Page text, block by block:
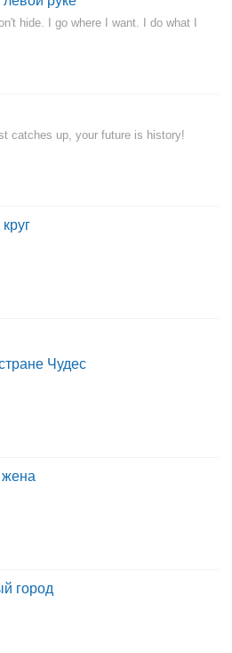
hide. I go where I want. I do what I
catches up, your future is history!
Чудес
город